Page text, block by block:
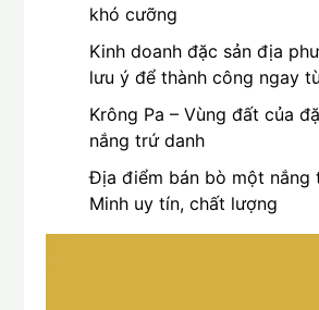
khó cưỡng
Kinh doanh đặc sản địa
lưu ý để thành công ngay
Krông Pa – Vùng đất của
nắng trứ danh
Địa điểm bán bò một nắng
Minh uy tín, chất lượng